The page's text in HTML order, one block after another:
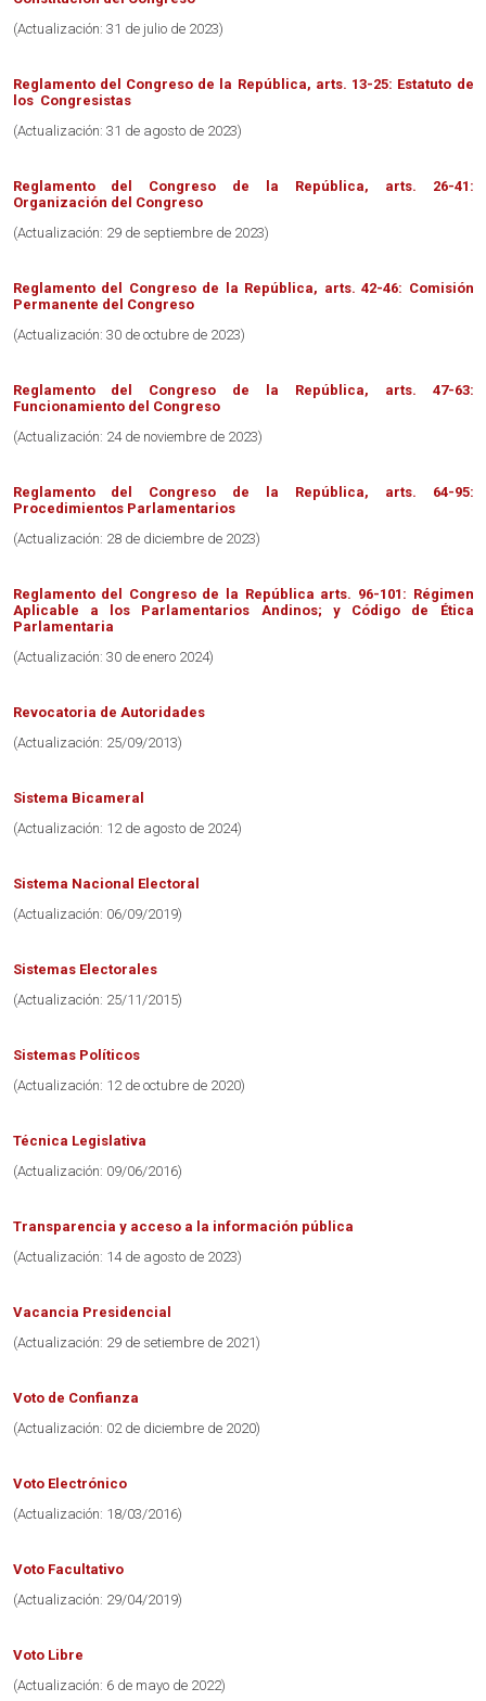
(Actualización: 31 de julio de 2023)
Reglamento del Congreso de la República, arts. 13-25: Estatuto de
los Congresistas
(Actualización: 31 de agosto de 2023)
Reglamento del Congreso de la República, arts. 26-41:
Organización del Congreso
(Actualización: 29 de septiembre de 2023)
Reglamento del Congreso de la República, arts. 42-46: Comisión
Permanente del Congreso
(Actualización: 30 de octubre de 2023)
Reglamento del Congreso de la República, arts. 47-63:
Funcionamiento del Congreso
(Actualización: 24 de noviembre de 2023)
Reglamento del Congreso de la República, arts. 64-95:
Procedimientos Parlamentarios
(Actualización: 28 de diciembre de 2023)
Reglamento del Congreso de la República arts. 96-101: Régimen
Aplicable a los Parlamentarios Andinos; y Código de Ética
Parlamentaria
(Actualización: 30 de enero 2024)
Revocatoria de Autoridades
(Actualización: 25/09/2013)
Sistema Bicameral
(Actualización: 12 de agosto de 2024)
Sistema Nacional Electoral
(Actualización: 06/09/2019)
Sistemas Electorales
(Actualización: 25/11/2015)
Sistemas Políticos
(Actualización: 12 de octubre de 2020)
Técnica Legislativa
(Actualización: 09/06/2016)
Transparencia y acceso a la información pública
(Actualización: 14 de agosto de 2023)
Vacancia Presidencial
(Actualización: 29 de setiembre de 2021)
Voto de Confianza
(Actualización: 02 de diciembre de 2020)
Voto Electrónico
(Actualización: 18/03/2016)
Voto Facultativo
(Actualización: 29/04/2019)
Voto Libre
(Actualización: 6 de mayo de 2022)